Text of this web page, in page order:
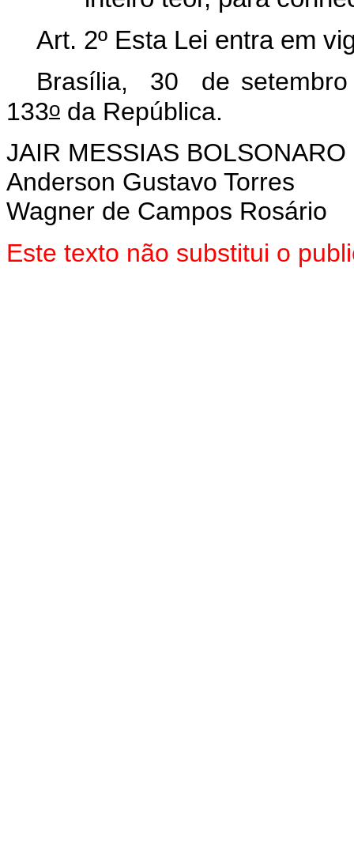
Art. 2º Esta Lei entra em
Brasília, 30 de setembro
133o da República.
JAIR MESSIAS BOLSONARO
Anderson Gustavo Torres
Wagner de Campos Rosário
Este texto não substitui o